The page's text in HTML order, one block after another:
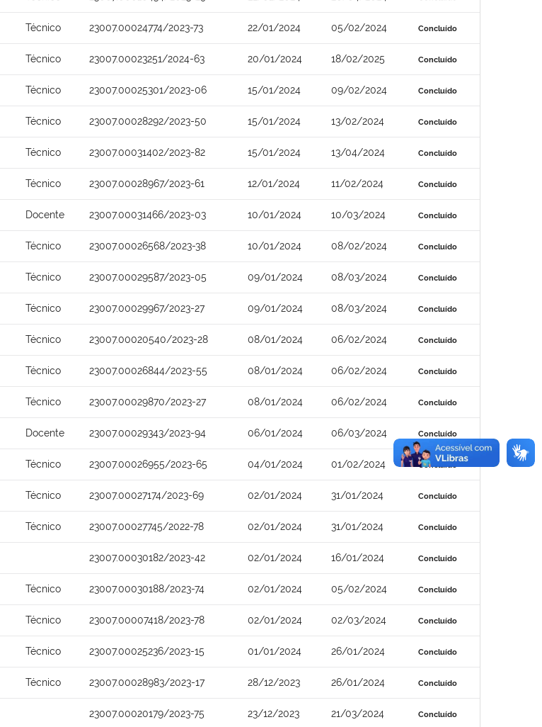
Técnico 23007.00024774/2023-73 22/01/2024 05/02/2024 Concluído
Técnico 23007.00023251/2024-63 20/01/2024 18/02/2025 Concluído
Técnico 23007.00025301/2023-06 15/01/2024 09/02/2024 Concluído
Técnico 23007.00028292/2023-50 15/01/2024 13/02/2024 Concluído
Técnico 23007.00031402/2023-82 15/01/2024 13/04/2024 Concluído
Técnico 23007.00028967/2023-61 12/01/2024 11/02/2024 Concluído
Docente 23007.00031466/2023-03 10/01/2024 10/03/2024 Concluído
Técnico 23007.00026568/2023-38 10/01/2024 08/02/2024 Concluído
Técnico 23007.00029587/2023-05 09/01/2024 08/03/2024 Concluído
Técnico 23007.00029967/2023-27 09/01/2024 08/03/2024 Concluído
Técnico 23007.00020540/2023-28 08/01/2024 06/02/2024 Concluído
Técnico 23007.00026844/2023-55 08/01/2024 06/02/2024 Concluído
Técnico 23007.00029870/2023-27 08/01/2024 06/02/2024 Concluído
Docente 23007.00029343/2023-94 06/01/2024 06/03/2024 Concluído
Técnico 23007.00026955/2023-65 04/01/2024 01/02/2024 Concluído
Técnico 23007.00027174/2023-69 02/01/2024 31/01/2024 Concluído
Técnico 23007.00027745/2022-78 02/01/2024 31/01/2024 Concluído
23007.00030182/2023-42 02/01/2024 16/01/2024 Concluído
Técnico 23007.00030188/2023-74 02/01/2024 05/02/2024 Concluído
Técnico 23007.00007418/2023-78 02/01/2024 02/03/2024 Concluído
Técnico 23007.00025236/2023-15 01/01/2024 26/01/2024 Concluído
Técnico 23007.00028983/2023-17 28/12/2023 26/01/2024 Concluído
23007.00020179/2023-75 23/12/2023 21/03/2024 Concluído